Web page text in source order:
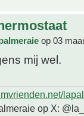
op 03
mij wel.
op X: